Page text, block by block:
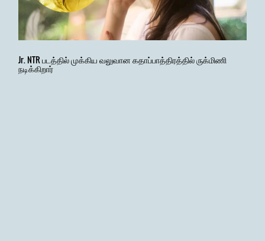
Jr. NTR படத்தில் முக்கிய வலுவான கதாப்பாத்திரத்தில் ருக்மிணி
நடிக்கிறார்